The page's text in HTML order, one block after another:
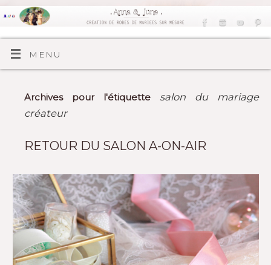
MENU
Archives pour l'étiquette salon du mariage
créateur
RETOUR DU SALON A-ON-AIR